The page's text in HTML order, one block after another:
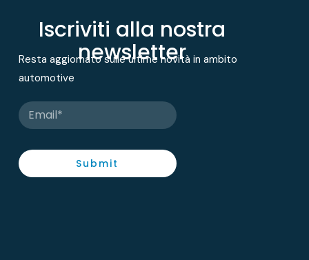
Iscriviti alla nostra
newsletter
Resta aggiornato sulle ultime novità in ambito
automotive
Submit